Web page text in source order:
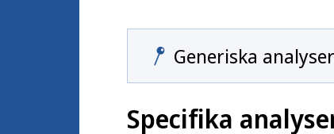
Generiska analyser
Specifika